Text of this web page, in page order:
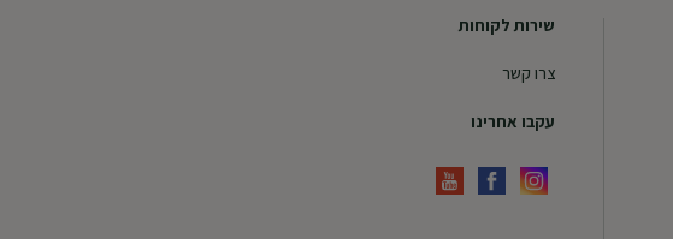
שירות לקוחות
צרו קשר
עקבו אחרינו